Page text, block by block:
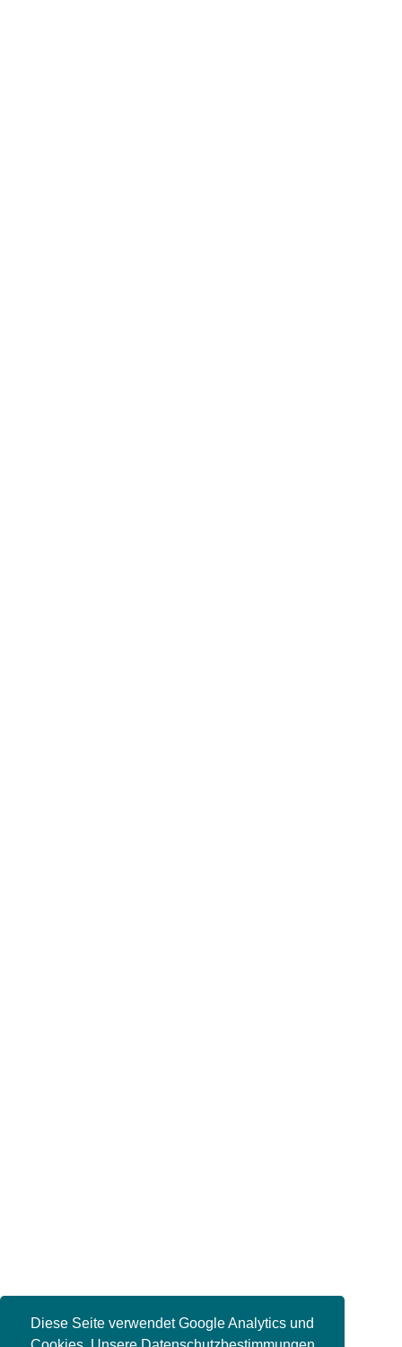
Diese Seite verwendet Google Analytics und